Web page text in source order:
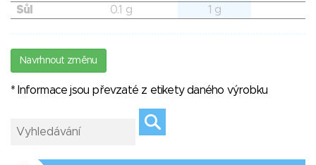
Sůl
0.1 g 1 g
Navrhnout změnu
* Informace jsou převzaté z etikety daného výrobku